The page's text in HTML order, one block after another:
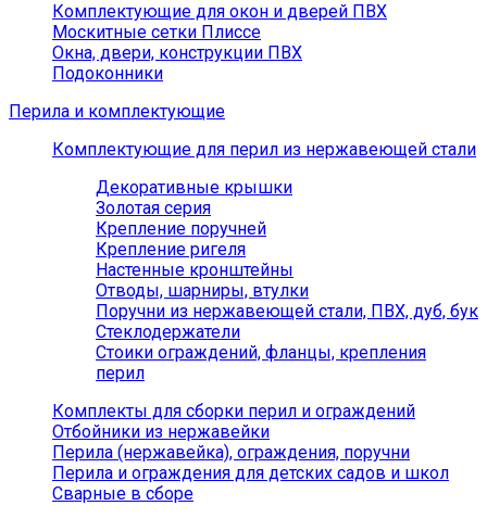
Комплектующие для окон и дверей ПВХ
Москитные сетки Плиссе
Окна, двери, конструкции ПВХ
Подоконники
Перила и комплектующие
Комплектующие для перил из нержавеющей стали
Декоративные крышки
Золотая серия
Крепление поручней
Крепление ригеля
Настенные кронштейны
Отводы, шарниры, втулки
Поручни из нержавеющей стали, ПВХ, дуб, бук
Стеклодержатели
Стоики ограждений, фланцы, крепления
перил
Комплекты для сборки перил и ограждений
Отбойники из нержавейки
Перила (нержавейка), ограждения, поручни
Перила и ограждения для детских садов и школ
Сварные в сборе